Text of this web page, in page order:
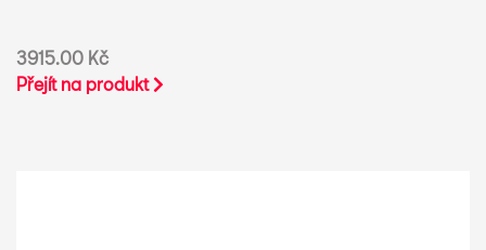
3915.00 Kč
Přejít na produkt